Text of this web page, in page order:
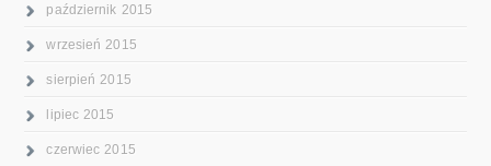
październik 2015
wrzesień 2015
sierpień 2015
lipiec 2015
czerwiec 2015